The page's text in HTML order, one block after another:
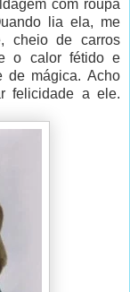
com roupa
lia ela, me
cheio de carros
o calor fétido e
de mágica. Acho
felicidade a ele.